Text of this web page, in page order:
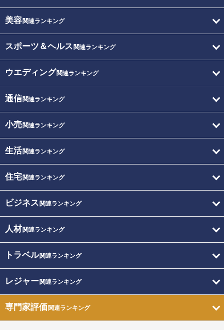
美容関連ランキング
スポーツ＆ヘルス 関連ランキング
ウエディング関連ランキング
通信関連ランキング
小売関連ランキング
生活関連ランキング
住宅関連ランキング
ビジネス 関連ランキング
人材関連ランキング
トラベル関連ランキング
レジャー関連ランキング
専門家評価関連ランキング